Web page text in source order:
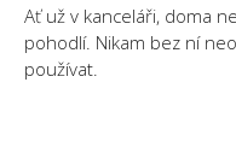
Ať už v kanceláři, doma
pohodlí. Nikam bez ní
používat.